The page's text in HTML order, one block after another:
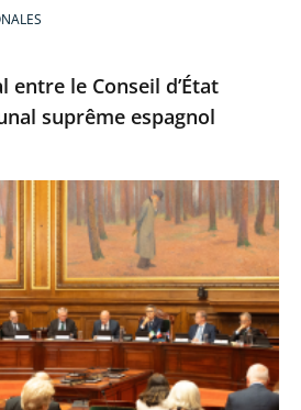
le Conseil d’État
suprême espagnol